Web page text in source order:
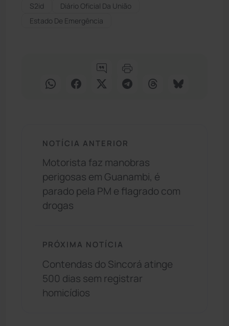
S2id
Diário Oficial Da União
Estado De Emergência
NOTÍCIA ANTERIOR
Motorista faz manobras
perigosas em Guanambi, é
parado pela PM e flagrado com
drogas
PRÓXIMA NOTÍCIA
Contendas do Sincorá atinge
500 dias sem registrar
homicídios